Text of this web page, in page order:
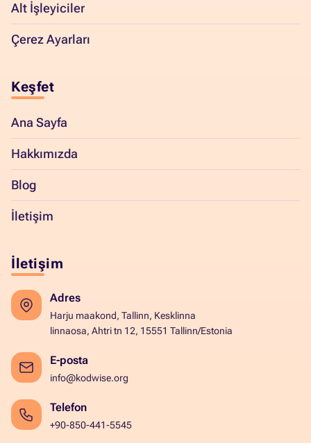
Alt İşleyiciler
Çerez Ayarları
Keşfet
Ana Sayfa
Hakkımızda
Blog
İletişim
İletişim
Adres
Harju maakond, Tallinn, Kesklinna
linnaosa, Ahtri tn 12, 15551 Tallinn/Estonia
E-posta
info@kodwise.org
Telefon
+90-850-441-5545